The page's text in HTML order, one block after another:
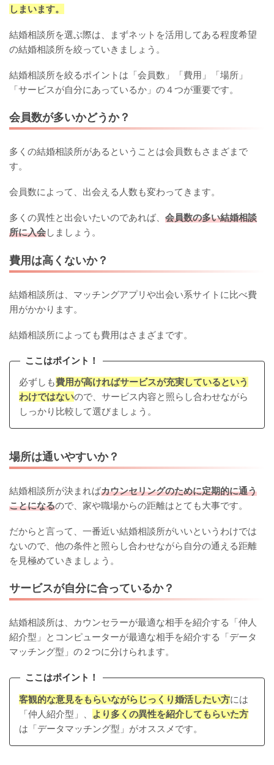
しまいます。
結婚相談所を選ぶ際は、まずネットを活用してある程度希望
の結婚相談所を絞っていきましょう。
結婚相談所を絞るポイントは「会員数」「費用」「場所」
「サービスが自分にあっているか」の４つが重要です。
会員数が多いかどうか？
多くの結婚相談所があるということは会員数もさまざまで
す。
会員数によって、出会える人数も変わってきます。
多くの異性と出会いたいのであれば、 会員数の多い結婚相談
所に入会しましょう。
費用は高くないか？
結婚相談所は、マッチングアプリや出会い系サイトに比べ費
用がかかります。
結婚相談所によっても費用はさまざまです。
ここはポイント！
必ずしも費用が高ければサービスが充実しているという
わけではないので、サービス内容と照らし合わせながら
しっかり比較して選びましょう。
場所は通いやすいか？
結婚相談所が決まればカウンセリングのために定期的に通う
ことになるので、家や職場からの距離はとても大事です。
だからと言って、一番近い結婚相談所がいいというわけでは
ないので、他の条件と照らし合わせながら自分の通える距離
を見極めていきましょう。
サービスが自分に合っているか？
結婚相談所は、カウンセラーが最適な相手を紹介する「仲人
紹介型」とコンピューターが最適な相手を紹介する「データ
マッチング型」の２つに分けられます。
ここはポイント！
客観的な意見をもらいながらじっくり婚活したい方には
「仲人紹介型」、
より多くの異性を紹介してもらいた方
は「データマッチング型」がオススメです。